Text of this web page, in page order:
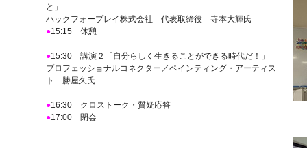
と」
ハックフォープレイ株式会社 代表取締役 寺本大輝氏
●15:15 休憩
●15:30 講演２「自分らしく生きることができる時代だ！」
プロフェッショナルコネクター／ペインティング・アーティス
ト 勝屋久氏
●16:30 クロストーク・質疑応答
●17:00 閉会